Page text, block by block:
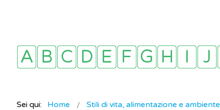
Sei qui: Home Stili di vita, alimentazione e ambiente